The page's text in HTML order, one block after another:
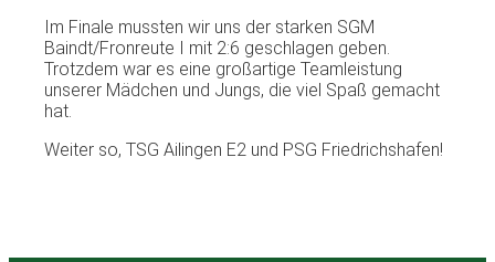
Im Finale mussten wir uns der starken SGM
Baindt/Fronreute I mit 2:6 geschlagen geben.
Trotzdem war es eine großartige Teamleistung
unserer Mädchen und Jungs, die viel Spaß gemacht
hat.
Weiter so, TSG Ailingen E2 und PSG Friedrichshafen!